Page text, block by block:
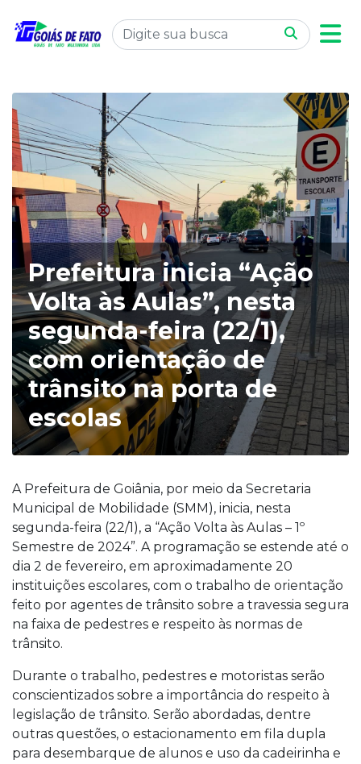
Prefeitura inicia “Ação
Volta às Aulas”, nesta
segunda-feira (22/1),
com orientação de
trânsito na porta de
escolas
A Prefeitura de Goiânia, por meio da Secretaria
Municipal de Mobilidade (SMM), inicia, nesta
segunda-feira (22/1), a “Ação Volta às Aulas – 1º
Semestre de 2024”. A programação se estende até o
dia 2 de fevereiro, em aproximadamente 20
instituições escolares, com o trabalho de orientação
feito por agentes de trânsito sobre a travessia segura
na faixa de pedestres e respeito às normas de
trânsito.
Durante o trabalho, pedestres e motoristas serão
conscientizados sobre a importância do respeito à
legislação de trânsito. Serão abordadas, dentre
outras questões, o estacionamento em fila dupla
para desembarque de alunos e uso da cadeirinha e